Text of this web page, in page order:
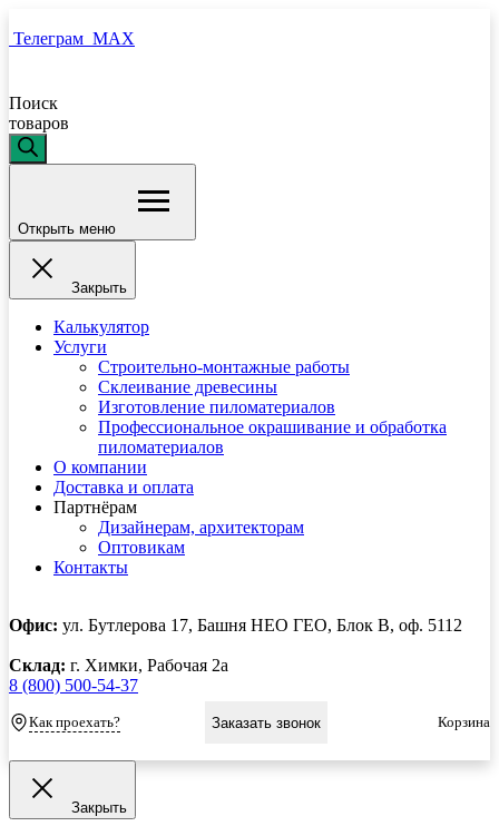
Телеграм MAX
Поиск
товаров
Открыть меню
Закрыть
Калькулятор
Услуги
Строительно-монтажные работы
Склеивание древесины
Изготовление пиломатериалов
Профессиональное окрашивание и обработка
пиломатериалов
О компании
Доставка и оплата
Партнёрам
Дизайнерам, архитекторам
Оптовикам
Контакты
Офис: ул. Бутлерова 17, Башня НЕО ГЕО, Блок В, оф. 5112
Склад: г. Химки, Рабочая 2а
8 (800) 500-54-37
Как проехать? Заказать звонок Корзина
Закрыть